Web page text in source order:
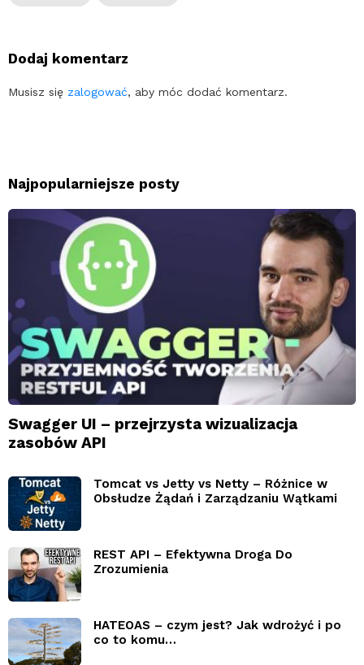
Dodaj komentarz
Musisz się zalogować, aby móc dodać komentarz.
Najpopularniejsze posty
Swagger UI – przejrzysta wizualizacja
zasobów API
Tomcat vs Jetty vs Netty – Różnice w
Obsłudze Żądań i Zarządzaniu Wątkami
REST API – Efektywna Droga Do
Zrozumienia
HATEOAS – czym jest? Jak wdrożyć i po
co to komu…